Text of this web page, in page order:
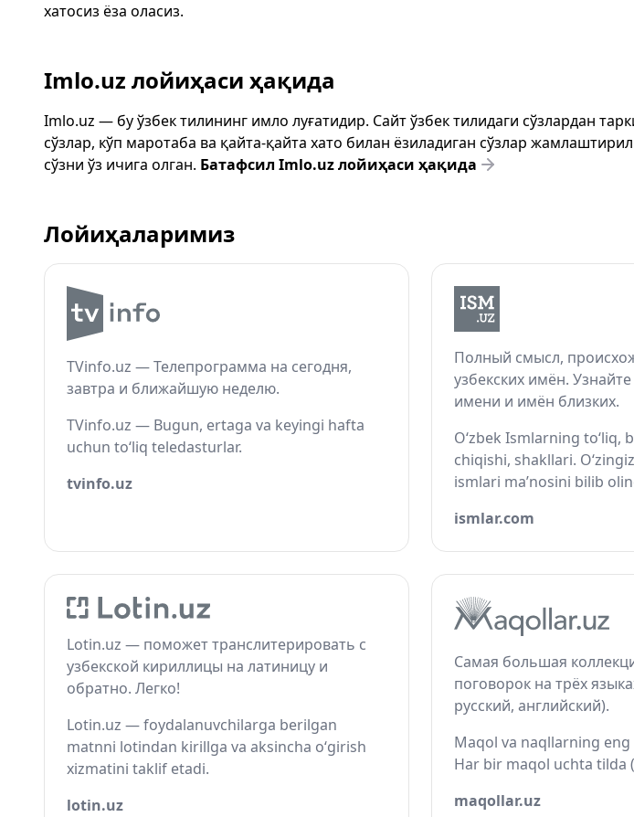
хатосиз ёза оласиз.
Imlo.uz лойиҳаси ҳақида
Imlo.uz — бу ўзбек тилининг имло луғатидир. Сайт ўзбек тилидаги сўзлардан
сўзлар, кўп маротаба ва қайта-қайта хато билан ёзиладиган сўзлар
сўзни ўз ичига олган. Батафсил Imlo.uz лойиҳаси ҳақида
Лойиҳаларимиз
TVinfo.uz — Телепрограмма на сегодня,
завтра и ближайшую неделю.
TVinfo.uz — Bugun, ertaga va keyingi hafta
uchun to‘liq teledasturlar.
tvinfo.uz
Полный смысл,
узбекских имён.
имени и имён близких.
O‘zbek Ismlarning to‘liq,
chiqishi, shakllari.
ismlari ma’nosini bilib
ismlar.com
Lotin.uz — поможет транслитерировать с
узбекской кириллицы на латиницу и
обратно. Легко!
Lotin.uz — foydalanuvchilarga berilgan
matnni lotindan kirillga va aksincha o‘girish
xizmatini taklif etadi.
lotin.uz
Самая большая
поговорок на трёх
русский, английский).
Maqol va naqllarning
Har bir maqol uchta tilda
maqollar.uz